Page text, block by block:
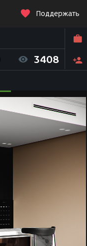
Поддержать
3408